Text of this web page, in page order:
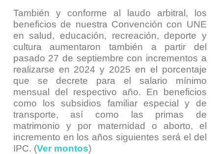
También y conforme al laudo arbitral, los
beneficios de nuestra Convención con UNE
en salud, educación, recreación, deporte y
cultura aumentaron también a partir del
pasado 27 de septiembre con incrementos a
realizarse en 2024 y 2025 en el porcentaje
que se decrete para el salario mínimo
mensual del respectivo año. En beneficios
como los subsidios familiar especial y de
transporte, así como las primas de
matrimonio y por maternidad o aborto, el
incremento en los años siguientes será el del
IPC. (Ver montos)